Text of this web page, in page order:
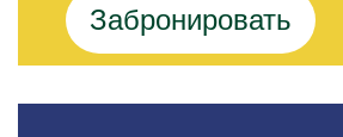
Забронировать